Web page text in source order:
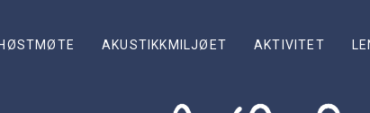
HØSTMØTE AKUSTIKKMILJØET AKTIVITET